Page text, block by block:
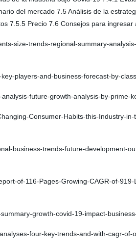
del mercado 7.5 Análisis de la
7.5.5 Precio 7.6 Consejos para ingresar
size-trends-regional-summary-
players-and-business-forecast-by-
future-growth-analysis-by-
Consumer-Habits-this-Industry-
business-trends-future-development-
of-116-Pages-Growing-CAGR-of-
growth-covid-19-impact-
four-key-trends-and-with-cagr-